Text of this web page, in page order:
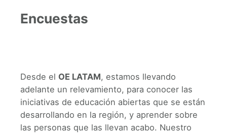
Encuestas
Desde el OE LATAM, estamos llevando
adelante un relevamiento, para conocer las
iniciativas de educación abiertas que se están
desarrollando en la región, y aprender sobre
las personas que las llevan acabo. Nuestro